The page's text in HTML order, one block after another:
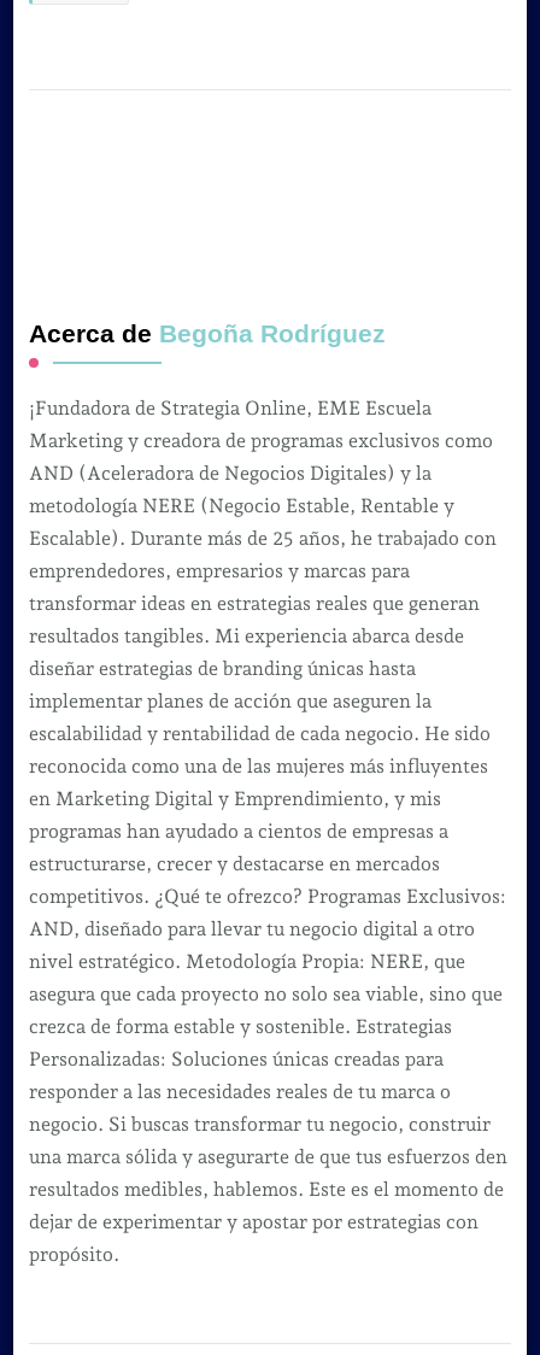
Acerca de Begoña Rodríguez
¡Fundadora de Strategia Online, EME Escuela
Marketing y creadora de programas exclusivos como
AND (Aceleradora de Negocios Digitales) y la
metodología NERE (Negocio Estable, Rentable y
Escalable). Durante más de 25 años, he trabajado con
emprendedores, empresarios y marcas para
transformar ideas en estrategias reales que generan
resultados tangibles. Mi experiencia abarca desde
diseñar estrategias de branding únicas hasta
implementar planes de acción que aseguren la
escalabilidad y rentabilidad de cada negocio. He sido
reconocida como una de las mujeres más influyentes
en Marketing Digital y Emprendimiento, y mis
programas han ayudado a cientos de empresas a
estructurarse, crecer y destacarse en mercados
competitivos. ¿Qué te ofrezco? Programas Exclusivos:
AND, diseñado para llevar tu negocio digital a otro
nivel estratégico. Metodología Propia: NERE, que
asegura que cada proyecto no solo sea viable, sino que
crezca de forma estable y sostenible. Estrategias
Personalizadas: Soluciones únicas creadas para
responder a las necesidades reales de tu marca o
negocio. Si buscas transformar tu negocio, construir
una marca sólida y asegurarte de que tus esfuerzos den
resultados medibles, hablemos. Este es el momento de
dejar de experimentar y apostar por estrategias con
propósito.